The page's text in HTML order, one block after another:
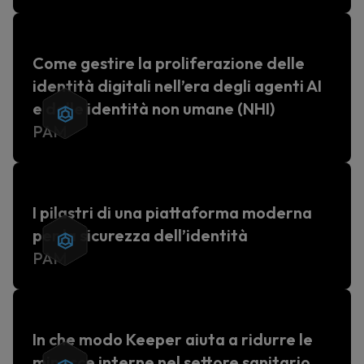
Come gestire la proliferazione delle
identità digitali nell’era degli agenti AI
e delle identità non umane (NHI)
PAM
I pilastri di una piattaforma moderna
per la sicurezza dell’identità
PAM
In che modo Keeper aiuta a ridurre le